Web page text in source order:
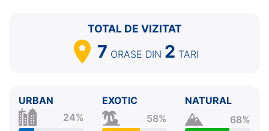
TOTAL DE VIZITAT
7 ORASE DIN 2 TARI
URBAN
24%
EXOTIC
58%
NATURAL
68%